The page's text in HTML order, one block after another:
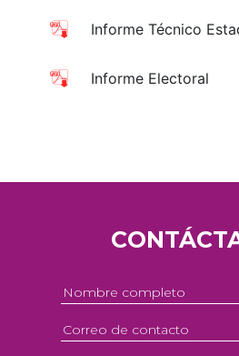
Informe Técnico
Informe Electoral